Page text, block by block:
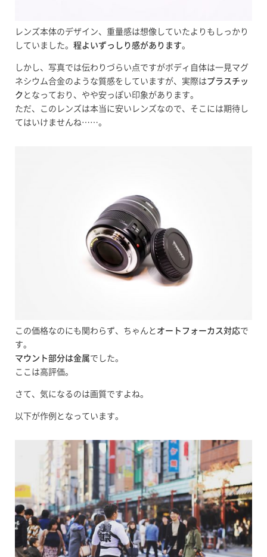
レンズ本体のデザイン、重量感は想像していたよりもしっかり
していました。 程よいずっしり感があります。
しかし、写真では伝わりづらい点ですがボディ自体は一見マグ
ネシウム合金のような質感をしていますが、実際はプラスチッ
ク となっており、やや安っぽい印象があります。
ただ、このレンズは本当に安いレンズなので、そこには期待し
てはいけませんね……。
この価格なのにも関わらず、ちゃんと オートフォーカス対応で
す。
マウント部分は金属でした。
ここは高評価。
さて、気になるのは画質ですよね。
以下が作例となっています。